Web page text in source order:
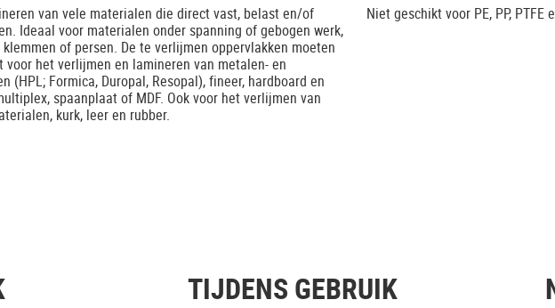
van vele materialen die direct vast, belast en/of
Ideaal voor materialen onder spanning of gebogen werk,
of persen. De te verlijmen oppervlakken moeten
voor het verlijmen en lamineren van metalen- en
(HPL; Formica, Duropal, Resopal), fineer, hardboard en
spaanplaat of MDF. Ook voor het verlijmen van
kurk, leer en rubber.
Niet geschikt voor PE, PP,
TIJDENS GEBRUIK